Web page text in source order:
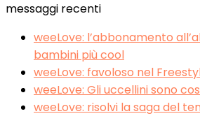
messaggi recenti
weeLove: l’abbonamento
bambini più cool
weeLove: favoloso nel
weeLove: Gli uccellini sono
weeLove: risolvi la saga del